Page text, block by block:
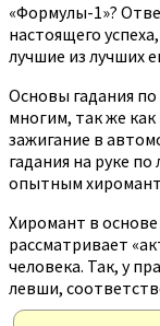
«Формулы-1»?
настоящего
лучшие из лучших
Основы гадания
многим, так же
зажигание в
гадания на руке
опытным
Хиромант в
рассматривает
человека. Так, у
левши,